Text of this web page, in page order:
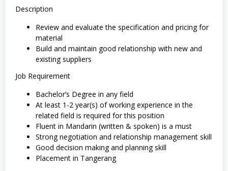
Description
Review and evaluate the specification and pricing for
material
Build and maintain good relationship with new and
existing suppliers
Job Requirement
Bachelor’s Degree in any field
At least 1-2 year(s) of working experience in the
related field is required for this position
Fluent in Mandarin (written & spoken) is a must
Strong negotiation and relationship management skill
Good decision making and planning skill
Placement in Tangerang